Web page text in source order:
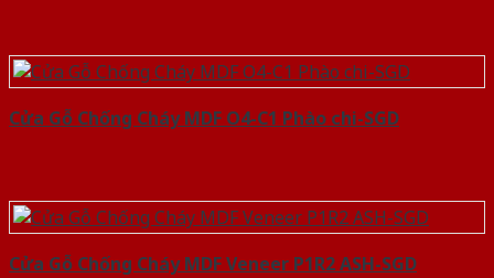
Cửa Gỗ Chống Cháy MDF O4-C1 Phào chi-SGD
Cửa Gỗ Chống Cháy MDF Veneer P1R2 ASH-SGD